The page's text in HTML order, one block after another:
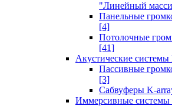
"Линейный
Панельные
[4]
Потолочные
[41]
Акустические системы
Пассивные
[3]
Сабвуферы K-
Иммерсивные системы